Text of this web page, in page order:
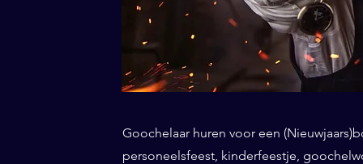
Goochelaar huren voor een
personeelsfeest, kinderfeestje,